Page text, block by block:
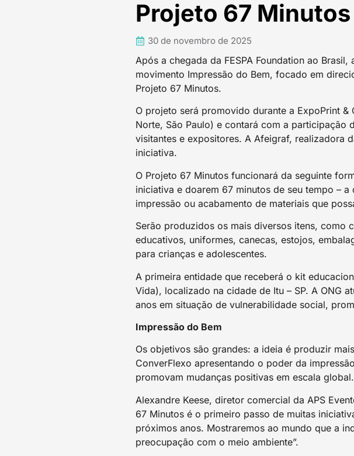
Projeto 67 Minutos
30 de novembro de 2025
Após a chegada da FESPA Foundation ao
movimento Impressão do Bem, focado em
Projeto 67 Minutos.
O projeto será promovido durante a ExpoPrint
Norte, São Paulo) e contará com a
visitantes e expositores. A Afeigraf, realizadora
iniciativa.
O Projeto 67 Minutos funcionará da seguinte
iniciativa e doarem 67 minutos de seu tempo –
impressão ou acabamento de materiais que
Serão produzidos os mais diversos itens, como
educativos, uniformes, canecas, estojos,
para crianças e adolescentes.
A primeira entidade que receberá o kit
Vida), localizado na cidade de Itu – SP. A ONG
anos em situação de vulnerabilidade social,
Impressão do Bem
Os objetivos são grandes: a ideia é produzir
ConverFlexo apresentando o poder da
promovam mudanças positivas em escala global.
Alexandre Keese, diretor comercial da APS
67 Minutos é o primeiro passo de muitas
próximos anos. Mostraremos ao mundo que a
preocupação com o meio ambiente”.